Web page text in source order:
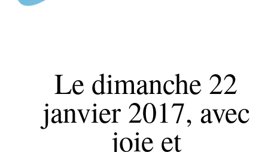
Le dimanche 22
janvier 2017, avec
joie et